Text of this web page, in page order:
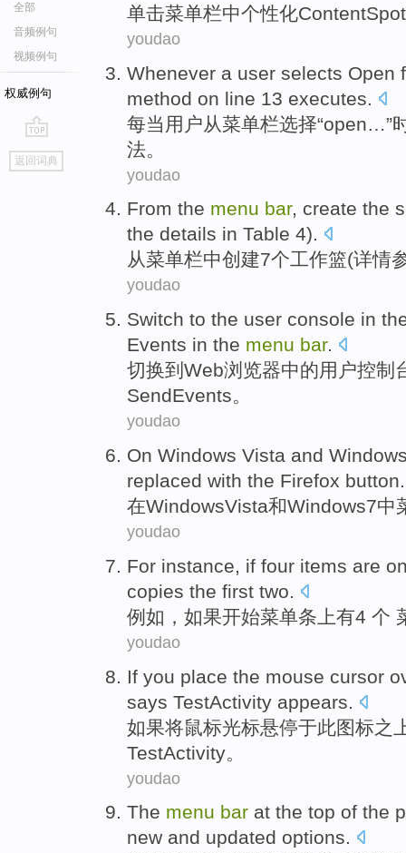
全部
音频例句
视频例句
权威例句
go
top
返回词典
单击菜单栏中个性化ContentSpot
youdao
Whenever a user selects Open
method on line 13 executes
每当 用户从菜单栏选择“open …”
法。
youdao
From the menu bar, create the
the details in Table 4).
从菜单栏中创建7个工作篮(详情
youdao
Switch to the user console in
Events in the menu bar.
切换到 Web浏览器中的用户控制
SendEvents。
youdao
On Windows Vista and
replaced with the Firefox button.
在WindowsVista和Windows7中
youdao
For instance, if four items are
copies the first two.
例如 ， 如果开始菜单条 上有4 个
youdao
If you place the mouse cursor
says TestActivity appears
如果将鼠标光标悬停于此图标之
TestActivity。
youdao
The menu bar at the top of the
new and updated options.